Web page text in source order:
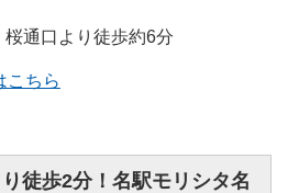
通口より徒歩約6分
こちら
徒歩2分！名駅モリシタ名